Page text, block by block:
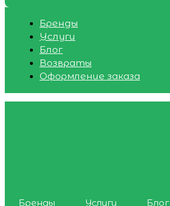
Бренды
Услуги
Блог
Возвраты
Оформление заказа
Бренды Услуги Блог